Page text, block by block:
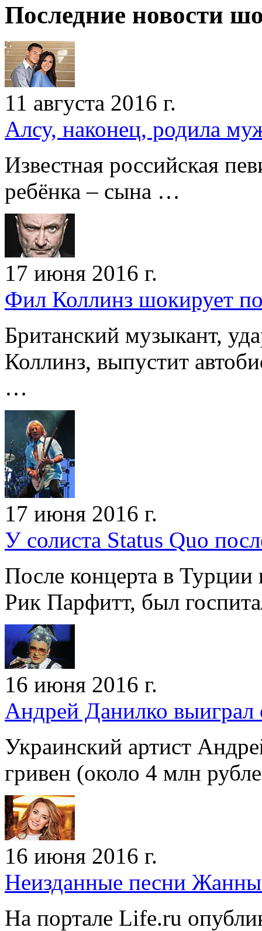
Последние новости
11 августа 2016 г.
Алсу, наконец, родила
Известная российская
ребёнка – сына …
17 июня 2016 г.
Фил Коллинз шокирует
Британский музыкант,
Коллинз, выпустит
…
17 июня 2016 г.
У солиста Status Quo
После концерта в Турции
Рик Парфитт, был
16 июня 2016 г.
Андрей Данилко выиграл
Украинский артист
гривен (около 4 млн
16 июня 2016 г.
Неизданные песни
На портале Life.ru